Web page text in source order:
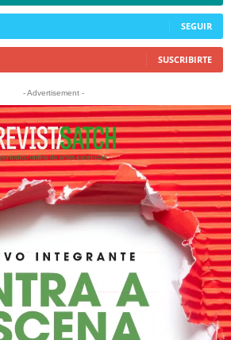
SEGUIR
SUSCRIBIRTE
- Advertisement -